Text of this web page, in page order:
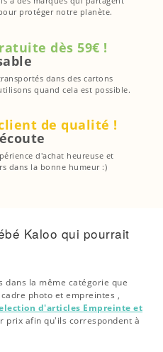
protéger notre planète.
dès 59€ !
dans des cartons
quand cela est possible.
de qualité !
d'achat heureuse et
dans la bonne humeur :)
Kaloo qui pourrait
dans la même catégorie que
photo et empreintes ,
d'articles Empreinte et
prix afin qu'ils correspondent à